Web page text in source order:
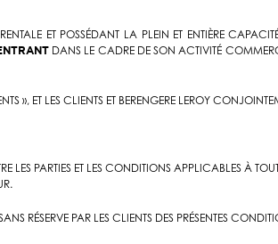
ET POSSÉDANT LA PLEIN ET ENTIÈRE
DANS LE CADRE DE SON ACTIVITÉ
», ET LES CLIENTS ET BERENGERE LEROY
LES PARTIES ET LES CONDITIONS APPLICABLES À
RÉSERVE PAR LES CLIENTS DES PRÉSENTES